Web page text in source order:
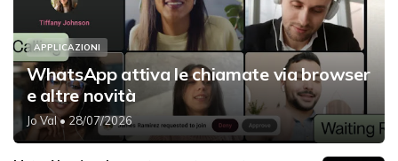
APPLICAZIONI
WhatsApp attiva le chiamate via browser
e altre novità
Jo Val• 28/07/2026